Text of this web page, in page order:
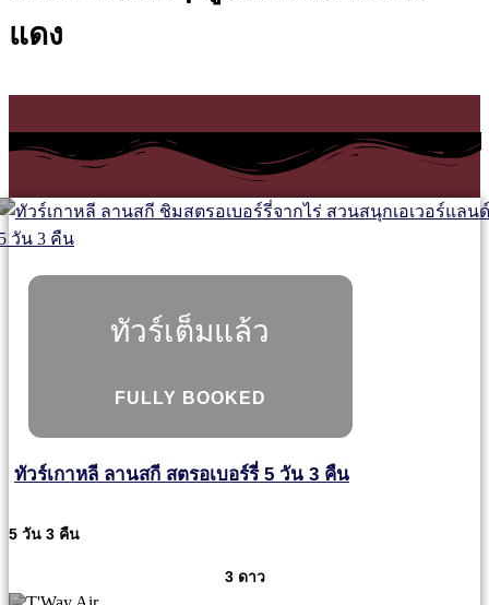
แดง
ทัวร์เต็มแล้ว
FULLY BOOKED
ทัวร์เกาหลี ลานสกี สตรอเบอร์รี่ 5 วัน 3 คืน
5 วัน 3 คืน
3 ดาว